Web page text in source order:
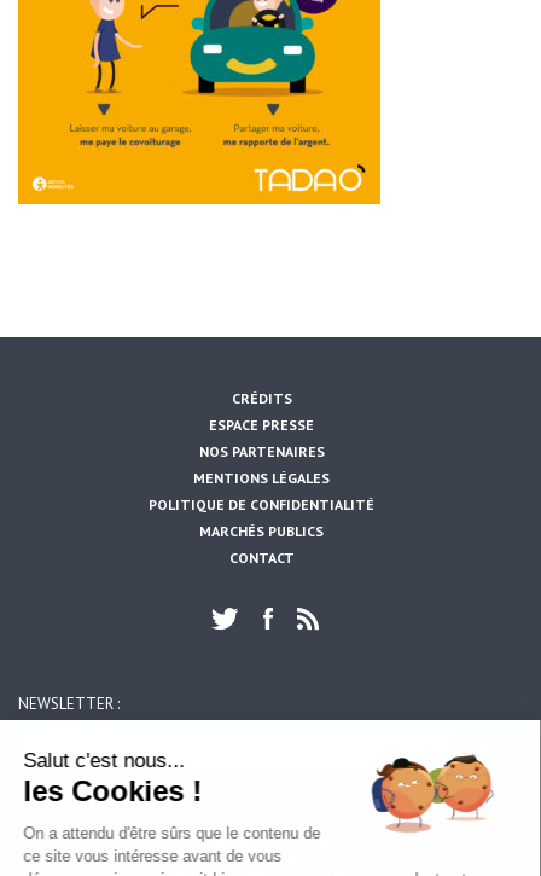
CRÉDITS
ESPACE PRESSE
NOS PARTENAIRES
MENTIONS LÉGALES
POLITIQUE DE CONFIDENTIALITÉ
MARCHÉS PUBLICS
CONTACT
NEWSLETTER :
ARTOIS MOBILITES
39, rue du 14 juillet
62300 LENS
Salut c'est nous...
les Cookies !
On a attendu d'être sûrs que le contenu de
ce site vous intéresse avant de vous